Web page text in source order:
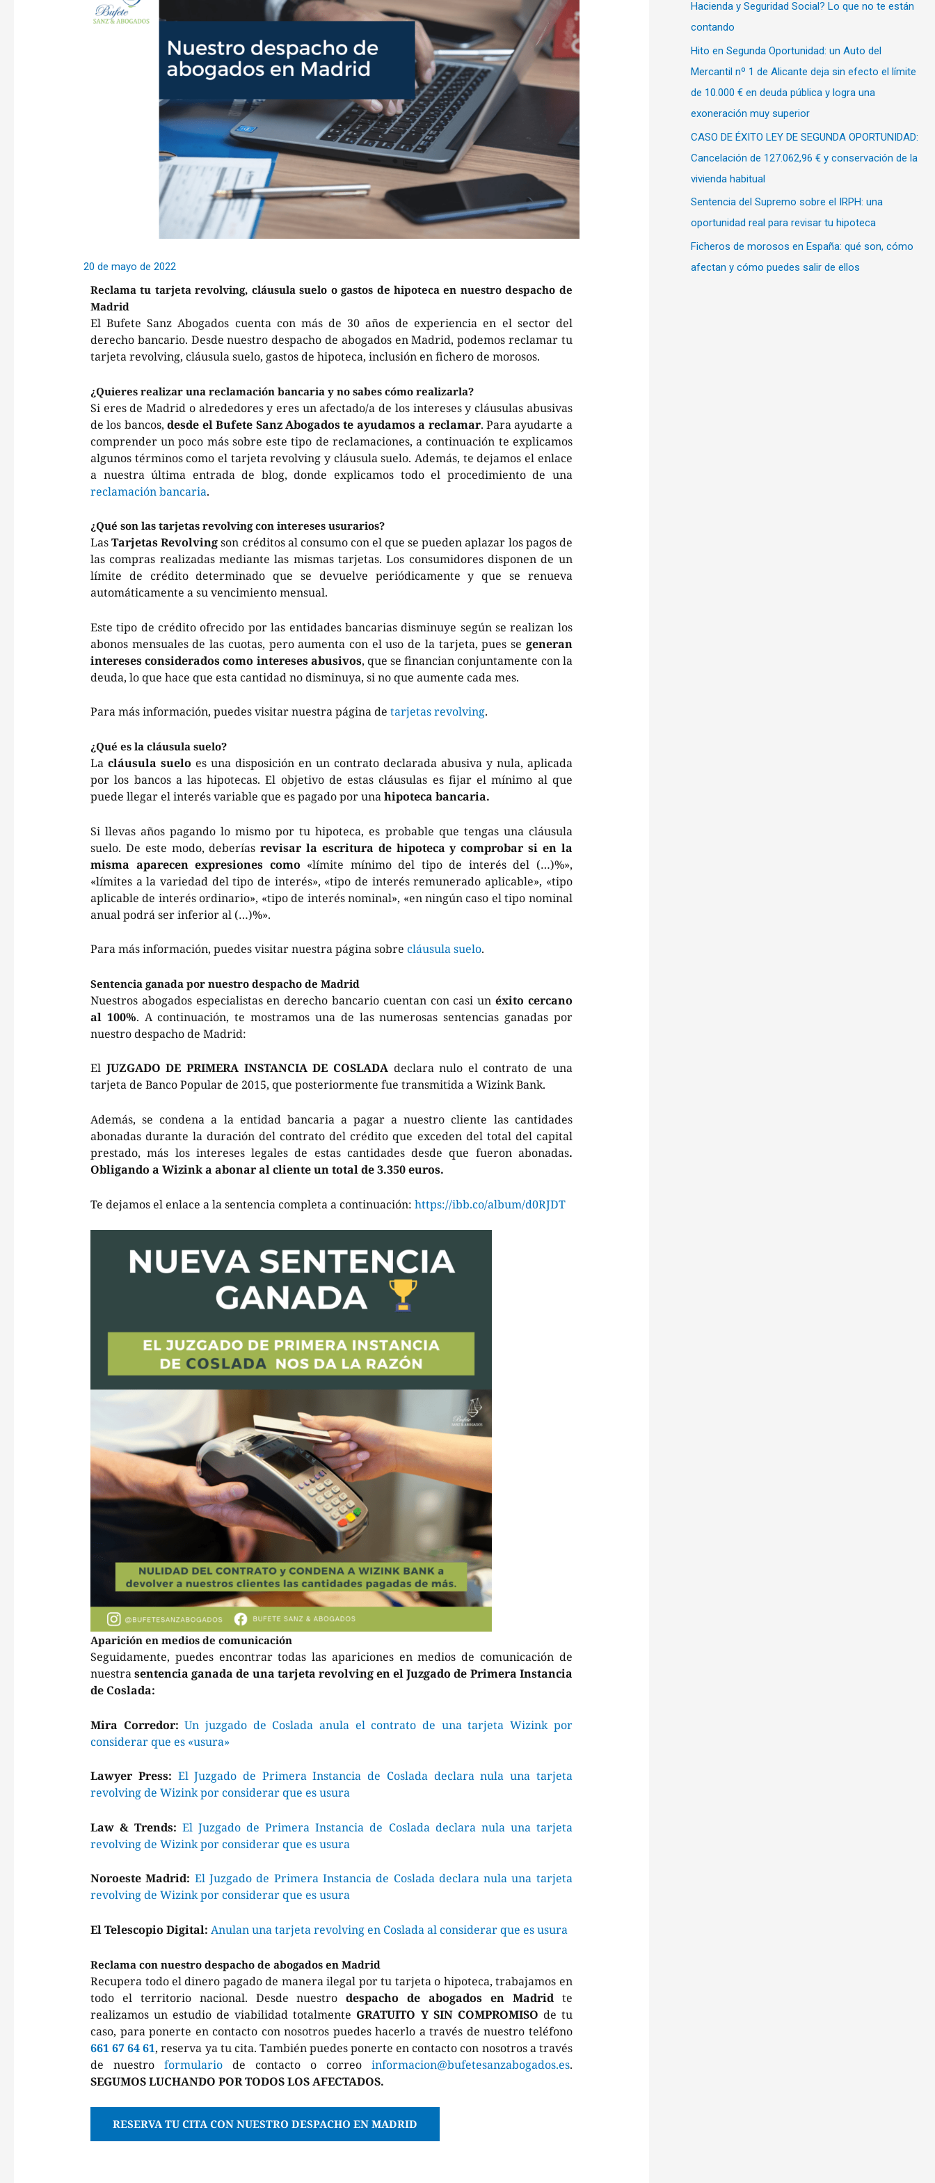
20 de mayo de 2022
Reclama tu tarjeta revolving, cláusula suelo o gastos de hipoteca en nuestro despacho de
Madrid
El Bufete Sanz Abogados cuenta con más de 30 años de experiencia en el sector del
derecho bancario. Desde nuestro despacho de abogados en Madrid, podemos reclamar tu
tarjeta revolving, cláusula suelo, gastos de hipoteca, inclusión en fichero de morosos.
¿Quieres realizar una reclamación bancaria y no sabes cómo realizarla?
Si eres de Madrid o alrededores y eres un afectado/a de los intereses y cláusulas abusivas
de los bancos,desde el Bufete Sanz Abogados te ayudamos a reclamar. Para ayudarte a
comprender un poco más sobre este tipo de reclamaciones, a continuación te explicamos
algunos términos como el tarjeta revolving y cláusula suelo. Además, te dejamos el enlace
a nuestra última entrada de blog, donde explicamos todo el procedimiento de una
reclamación bancaria.
¿Qué son las tarjetas revolving con intereses usurarios?
LasTarjetas Revolvingson créditos al consumo con el que se pueden aplazar los pagos de
las compras realizadas mediante las mismas tarjetas. Los consumidores disponen de un
límite de crédito determinado que se devuelve periódicamente y que se renueva
automáticamente a su vencimiento mensual.
Este tipo de crédito ofrecido por las entidades bancarias disminuye según se realizan los
abonos mensuales de las cuotas, pero aumenta con el uso de la tarjeta, pues se generan
intereses considerados como intereses abusivos, que se financian conjuntamente con la
deuda, lo que hace que esta cantidad no disminuya, si no que aumente cada mes.
Para más información, puedes visitar nuestra página detarjetas revolving.
¿Qué es la cláusula suelo?
Lacláusula suelo es una disposición en un contrato declarada abusiva y nula, aplicada
por los bancos a las hipotecas. El objetivo de estas cláusulas es fijar el mínimo al que
puede llegar el interés variable que es pagado por unahipoteca bancaria.
Si llevas años pagando lo mismo por tu hipoteca, es probable que tengas una cláusula
suelo. De este modo, deberías revisar la escritura de hipoteca y comprobar si en la
misma aparecen expresiones como «límite mínimo del tipo de interés del (…)%»,
«límites a la variedad del tipo de interés», «tipo de interés remunerado aplicable», «tipo
aplicable de interés ordinario», «tipo de interés nominal», «en ningún caso el tipo nominal
anual podrá ser inferior al (…)%».
Para más información, puedes visitar nuestra página sobrecláusula suelo.
Sentencia ganada por nuestro despacho de Madrid
Nuestros abogados especialistas en derecho bancario cuentan con casi un éxito cercano
al 100%. A continuación, te mostramos una de las numerosas sentencias ganadas por
nuestro despacho de Madrid:
El JUZGADO DE PRIMERA INSTANCIA DE COSLADA declara nulo el contrato de una
tarjeta de Banco Popular de 2015, que posteriormente fue transmitida a Wizink Bank.
Además, se condena a la entidad bancaria a pagar a nuestro cliente las cantidades
abonadas durante la duración del contrato del crédito que exceden del total del capital
prestado, más los intereses legales de estas cantidades desde que fueron abonadas.
Obligando a Wizink a abonar al cliente un total de 3.350 euros.
Te dejamos el enlace a la sentencia completa a continuación:https://ibb.co/album/d0RJDT
Aparición en medios de comunicación
Seguidamente, puedes encontrar todas las apariciones en medios de comunicación de
nuestrasentencia ganada de una tarjeta revolving en el Juzgado de Primera Instancia
de Coslada:
Mira Corredor: Un juzgado de Coslada anula el contrato de una tarjeta Wizink por
considerar que es «usura»
Lawyer Press: El Juzgado de Primera Instancia de Coslada declara nula una tarjeta
revolving de Wizink por considerar que es usura
Law & Trends: El Juzgado de Primera Instancia de Coslada declara nula una tarjeta
revolving de Wizink por considerar que es usura
Noroeste Madrid: El Juzgado de Primera Instancia de Coslada declara nula una tarjeta
revolving de Wizink por considerar que es usura
El Telescopio Digital: Anulan una tarjeta revolving en Coslada al considerar que es usura
Reclama con nuestro despacho de abogados en Madrid
Recupera todo el dinero pagado de manera ilegal por tu tarjeta o hipoteca, trabajamos en
todo el territorio nacional. Desde nuestrodespacho de abogados en Madridte
realizamos un estudio de viabilidad totalmente GRATUITO Y SIN COMPROMISO de tu
caso, para ponerte en contacto con nosotros puedes hacerlo a través de nuestro teléfono
661 67 64 61, reserva ya tu cita. También puedes ponerte en contacto con nosotros a través
de nuestro formulariode contacto o correo informacion@bufetesanzabogados.es.
SEGUMOS LUCHANDO POR TODOS LOS AFECTADOS.
RESERVA TU CITA CON NUESTRO DESPACHO EN MADRID
Hacienda y Seguridad Social? Lo que no te están
contando
Hito en Segunda Oportunidad: un Auto del
Mercantil nº 1 de Alicante deja sin efecto el límite
de 10.000 € en deuda pública y logra una
exoneración muy superior
CASO DE ÉXITO LEY DE SEGUNDA OPORTUNIDAD:
Cancelación de 127.062,96 € y conservación de la
vivienda habitual
Sentencia del Supremo sobre el IRPH: una
oportunidad real para revisar tu hipoteca
Ficheros de morosos en España: qué son, cómo
afectan y cómo puedes salir de ellos